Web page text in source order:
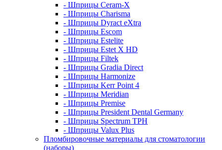
- Шприцы Ceram-X
- Шприцы Charisma
- Шприцы Dyract eXtra
- Шприцы Escom
- Шприцы Estelite
- Шприцы Estet X HD
- Шприцы Filtek
- Шприцы Gradia Direct
- Шприцы Harmonize
- Шприцы Kerr Point 4
- Шприцы Meridian
- Шприцы Premise
- Шприцы President Dental Germany
- Шприцы Spectrum TPH
- Шприцы Valux Plus
Пломбировочные материалы для стоматологии
(наборы)